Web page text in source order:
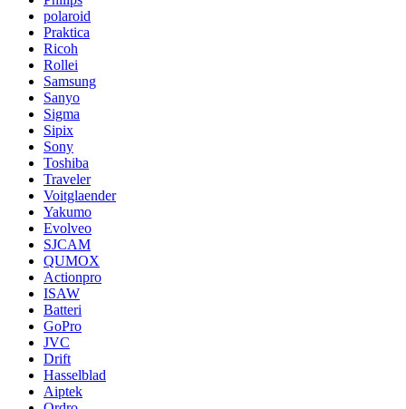
polaroid
Praktica
Ricoh
Rollei
Samsung
Sanyo
Sigma
Sipix
Sony
Toshiba
Traveler
Voitglaender
Yakumo
Evolveo
SJCAM
QUMOX
Actionpro
ISAW
Batteri
GoPro
JVC
Drift
Hasselblad
Aiptek